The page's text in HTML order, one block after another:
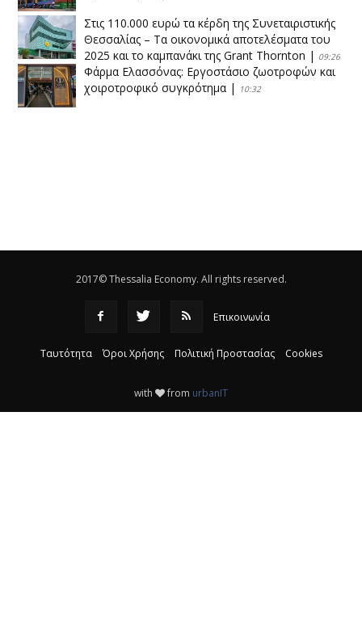
Στις 110.000 ευρώ τα κέρδη της Συνεταιριστικής
Θεσσαλίας – Τα οικονομικά αποτελέσματα του
2025 και το καμπανάκι της Grant Thornton | 09:26
Φάρμα Ελασσόνας: Εργοστάσιο ζωοτροφών και
χοιροτροφικό συγκρότημα | 10:32
2017© Thessalia Economy. All rights reserved.
Επικοινωνία
Ταυτότητα Όροι Χρήσης Πολιτική Προστασίας Cookies
with from urbanIT